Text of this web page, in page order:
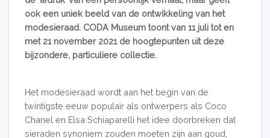
ook een uniek beeld van de ontwikkeling van het
modesieraad. CODA Museum toont van 11 juli tot en
met 21 november 2021 de hoogtepunten uit deze
bijzondere, particuliere collectie.
Het modesieraad wordt aan het begin van de
twintigste eeuw populair als ontwerpers als Coco
Chanel en Elsa Schiaparelli het idee doorbreken dat
sieraden synoniem zouden moeten zijn aan goud,